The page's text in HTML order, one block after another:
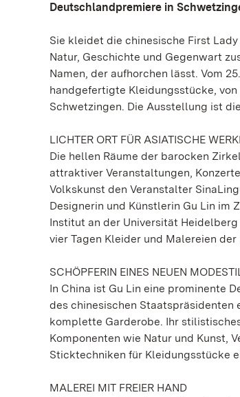
Deutschlandpremiere in
Sie kleidet die chinesische First
Natur, Geschichte und Gegenwart
Namen, der aufhorchen lässt. Vom
handgefertigte Kleidungsstücke,
Schwetzingen. Die Ausstellung ist
LICHTER ORT FÜR ASIATISCHE
Die hellen Räume der barocken
attraktiver Veranstaltungen,
Volkskunst den Veranstalter
Designerin und Künstlerin Gu Lin im
Institut an der Universität
vier Tagen Kleider und Malereien
SCHÖPFERIN EINES NEUEN
In China ist Gu Lin eine prominente
des chinesischen Staatspräsidenten
komplette Garderobe. Ihr
Komponenten wie Natur und Kunst,
Sticktechniken für Kleidungsstücke
MALEREI MIT FREIER HAND